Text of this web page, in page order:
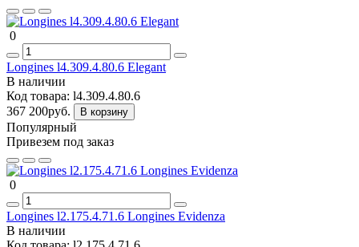
0
Longines l4.309.4.80.6 Elegant
В наличии
Код товара: l4.309.4.80.6
367 200руб.
В корзину
Популярный
Привезем под заказ
0
Longines l2.175.4.71.6 Longines Evidenza
В наличии